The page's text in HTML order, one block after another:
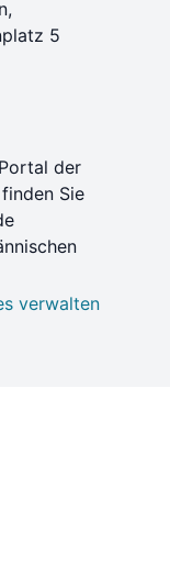
5
der
Sie
verwalten